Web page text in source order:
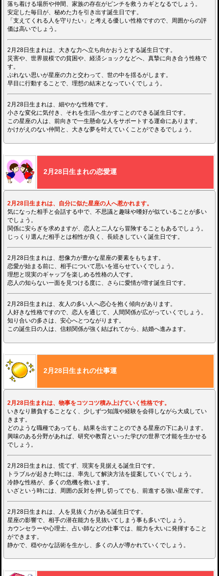
落ち着ける場所や仲間、家族の存在がピンチを救うカギとなるでしょう。
安定した毎日が、秘めた力を引き出す誕生日です。
「支えてくれる人を守りたい」と考える優しい性格ですので、周囲からの評
価は高いでしょう。
2月28日生まれは、大きな力へ立ち向かおうとする誕生日です。
災害や、世界規模での貧困や、経済ショックなどへ、真摯に向き合う性格で
す。
ぶれない思いが星座の力と交わって、世の中を揺るがします。
早目に行動することで、理想の結末となっていくでしょう。
2月28日生まれは、細やかな性格です。
小さな変化に気付き、それを生活へ生かすことのできる誕生日です。
この星座の人は、前向きで一生懸命な人をサポートする運命にあります。
かけがえのない仲間と、大きな夢を叶えていくことができるでしょう。
2月28日生まれの恋愛運
2月28日生まれは、自分に似た星座の人へ惹かれます。
気になった相手と会話する中で、不思議と趣味や嗜好が似ていることが多い
でしょう。
関係に安らぎを求めますが、恋人と二人なら冒険することもあるでしょう。
じっくり選んだ相手とは相性が良く、長続きしていく誕生日です。
2月28日生まれは、想像力が豊かな星座の要素をもちます。
恋愛が始まる前に、相手について思いを巡らせていくでしょう。
理想と現実のギャップを楽しめる性格の人です。
恋人の知らない一面を見つける度に、さらに愛情が増す誕生日です。
2月28日生まれは、友人の多い人へ恋心を抱く傾向があります。
人好きな性格ですので、恋人を通じて、人間関係が広がっていくでしょう。
知り合いの多さは、安心へとつながります。
この誕生日の人は、信頼関係が強く結ばれてから、結婚へ進みます。
2月28日生まれの仕事運
2月28日生まれは、物事をコツコツ積み上げていく性格です。
いきなり勝負することなく、少しずつ知識や経験を会得しながら大成してい
きます。
どのような職種であっても、結果を出すことのできる星座の下にあります。
興味のある分野があれば、研究や教育といった学びの世界で才能を生かせる
でしょう。
2月28日生まれは、慌てず、現実を見据える誕生日です。
トラブルが起きた時には、率先して解決方法を提案していくでしょう。
冷静な性格が、多くの危機を救います。
いざという時には、周囲の反対を押し切ってでも、前進する強い星座です。
2月28日生まれは、人を見抜く力がある誕生日です。
星座の影響で、相手の潜在能力を見抜いてしまう事も多いでしょう。
カウンセラーや心理士、占い師などの仕事では、能力を大いに発揮すること
ができます。
静かで、穏やかな話術を生かし、多くの人が導かれていくでしょう。